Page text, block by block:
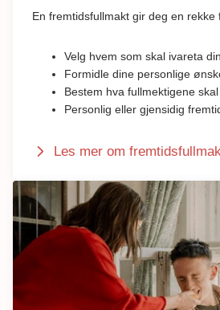
En fremtidsfullmakt gir deg en rekke
Velg hvem som skal ivareta
Formidle dine personlige
Bestem hva fullmektigene
Personlig eller gjensidig
Les mer om